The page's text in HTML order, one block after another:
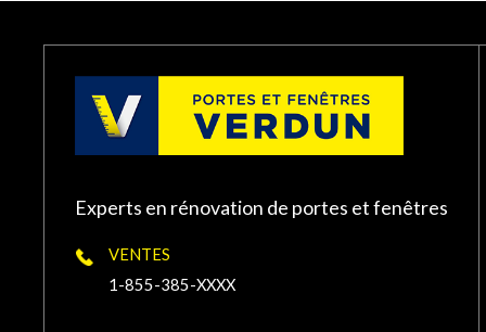
1963 Boulevard des Laurentides, Laval, QC,
PORTE ET FENÊTRES VERDUN À
3A3, Canada
PORTE ET FENÊTRES VERDUN À
Experts en rénovation de portes et fenêtres
VENTES
1-855-385-XXXX